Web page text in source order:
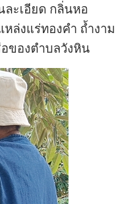
ละเอียด กลิ่นหอ
ล่งแร่ทองคำ ถ้ำงาม
ของตำบลวังหิน